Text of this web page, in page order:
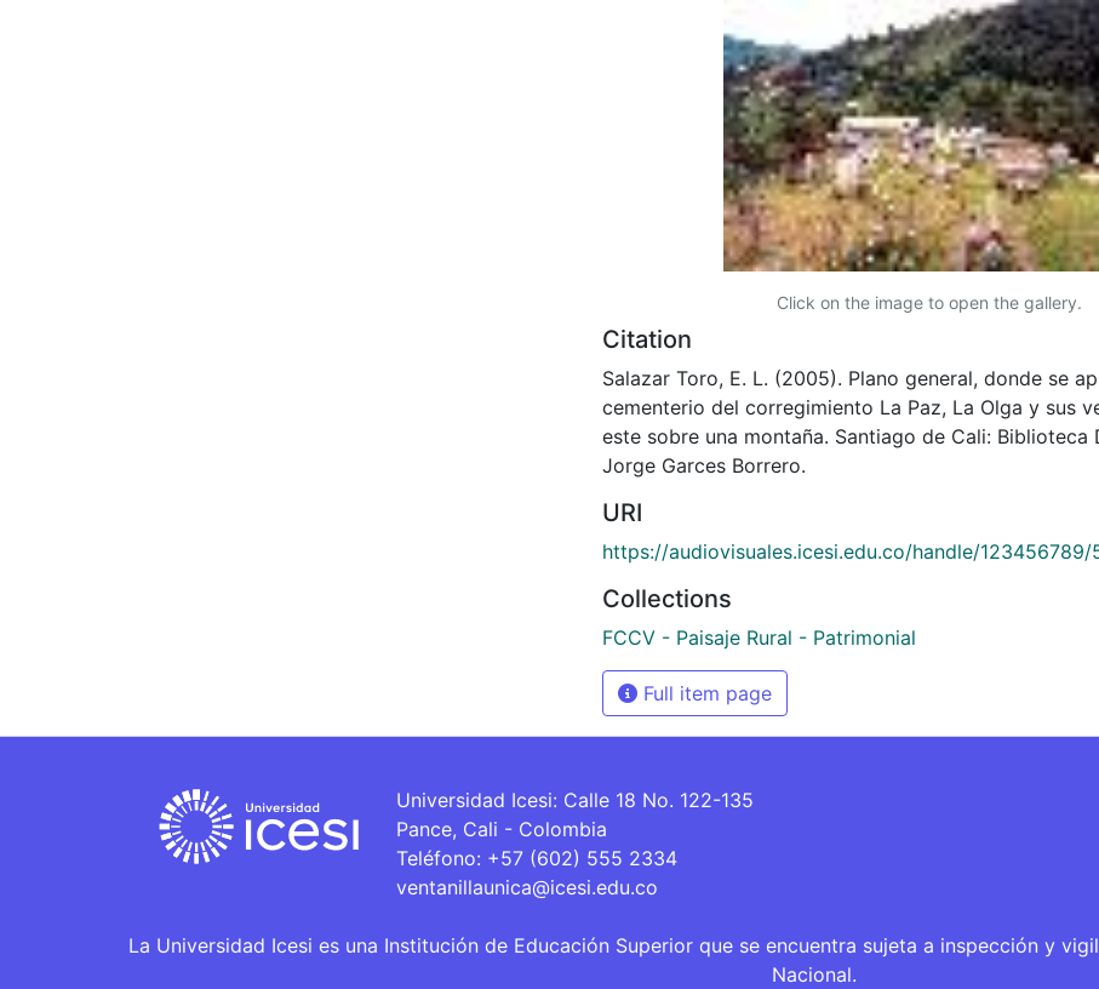
Click on the image to open the gallery.
Citation
Salazar Toro, E. L. (2005). Plano general, donde se
cementerio del corregimiento La Paz, La Olga y sus
este sobre una montaña. Santiago de Cali: Biblioteca
Jorge Garces Borrero.
URI
https://audiovisuales.icesi.edu.co/handle/123456789/
Collections
FCCV - Paisaje Rural - Patrimonial
Full item page
Universidad Icesi: Calle 18 No. 122-135
Pance, Cali - Colombia
Teléfono: +57 (602) 555 2334
ventanillaunica@icesi.edu.co
La Universidad Icesi es una Institución de Educación Superior que se encuentra sujeta a inspección y
Nacional.